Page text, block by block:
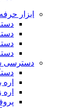
ابزار
دسترسی